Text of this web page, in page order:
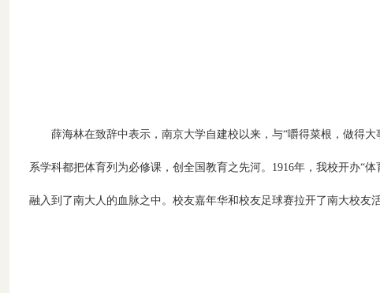
薛海林在致辞中表示，南京大学自建校以来，与“嚼得菜根，做得
系学科都把体育列为必修课，创全国教育之先河。1916年，我校开办“
融入到了南大人的血脉之中。校友嘉年华和校友足球赛拉开了南大校友